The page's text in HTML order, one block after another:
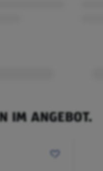
IM ANGEBOT.